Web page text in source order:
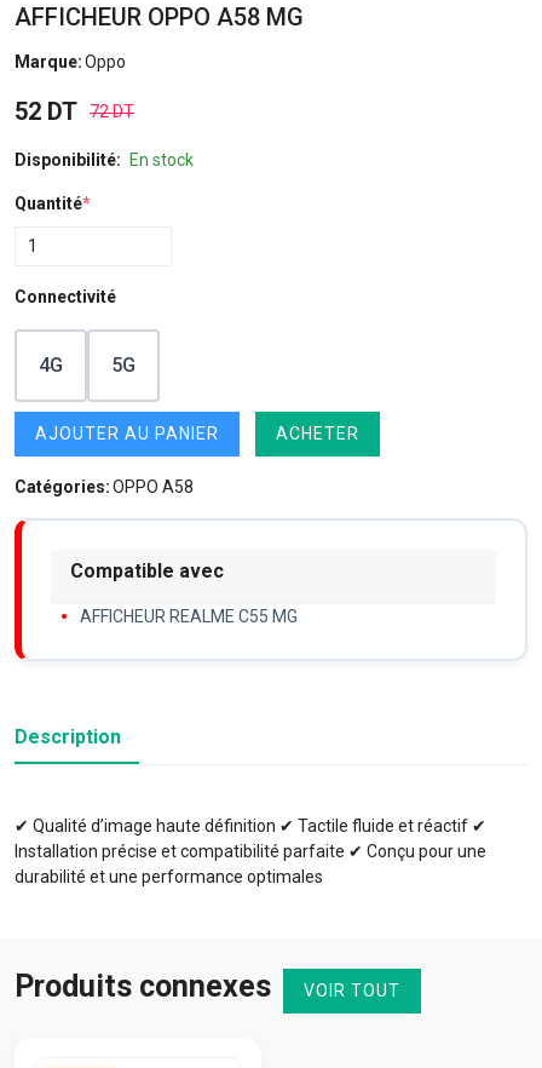
AFFICHEUR OPPO A58 MG
Marque:Oppo
52 DT 72 DT
Disponibilité: En stock
Quantité*
Connectivité
4G 5G
AJOUTER AU PANIER ACHETER
Catégories:OPPO A58
Compatible avec
AFFICHEUR REALME C55 MG
Description
✔ Qualité d’image haute définition ✔ Tactile fluide et réactif ✔
Installation précise et compatibilité parfaite ✔ Conçu pour une
durabilité et une performance optimales
Produits connexes VOIR TOUT